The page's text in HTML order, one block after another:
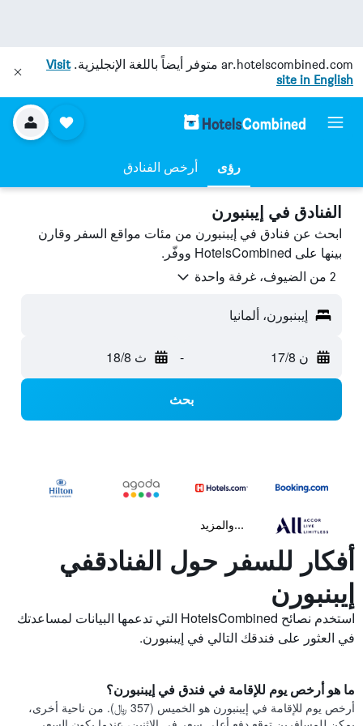
ar.hotelscombined.com متوفر أيضاً باللغة الإنجليزية.Visit
site in English
رؤى أرخص الفنادق
الفنادق في إيبنبورن
ابحث عن فنادق في إيبنبورن من مئات مواقع السفر وقارن
بينها على HotelsCombined ووفّر.
2 من الضيوف، غرفة واحدة
إيبنبورن، ألمانيا
ن 17/8 - ث 18/8
بحث
...والمزيد
أفكار للسفر حول الفنادقفي
إيبنبورن
استخدم نصائح HotelsCombined التي تدعمها البيانات لمساعدتك
في العثور على فندقك التالي في إيبنبورن.
ما هو أرخص يوم للإقامة في فندق في إيبنبورن؟
أرخص يوم للإقامة في إيبنبورن هو الخميس (357 ﷼). من ناحية أخرى،